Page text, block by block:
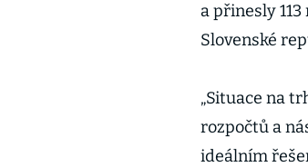
a přinesly
Slovenské
„Situace na
rozpočtů a
ideálním